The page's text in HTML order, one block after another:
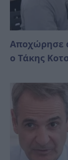
Αποχώρησε
ο Τάκης